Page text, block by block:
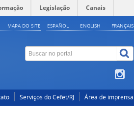
Legislação Canais
ESPAÑOL ENGLISH FRANÇAIS
MAPA DO SITE
Serviços do Cefet/RJ Área de imprensa